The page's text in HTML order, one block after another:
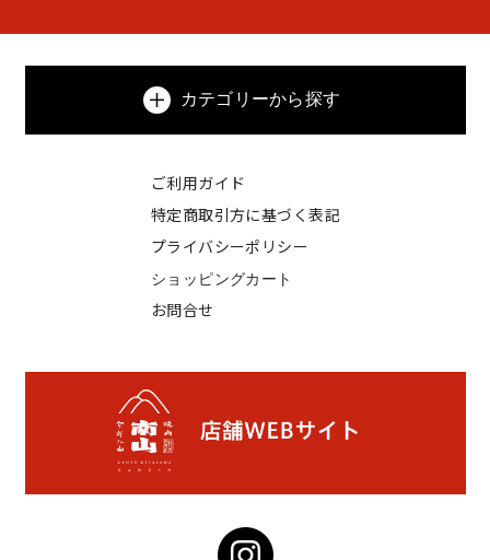
カテゴリーから探す
ご利用ガイド
特定商取引方に基づく表記
プライバシーポリシー
ショッピングカート
お問合せ